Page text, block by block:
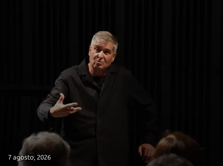
7 agosto, 2026